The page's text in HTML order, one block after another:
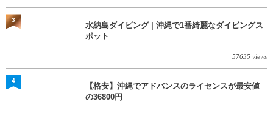
水納島ダイビング | 沖縄で1番綺麗なダイビングス
ポット
57635 views
3
【格安】沖縄でアドバンスのライセンスが最安値
の36800円
4